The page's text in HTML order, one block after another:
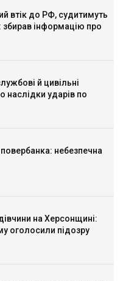
втік до РФ, судитимуть
збирав інформацію про
й цивільні
наслідки ударів по
небезпечна
на Херсонщині:
оголосили підозру